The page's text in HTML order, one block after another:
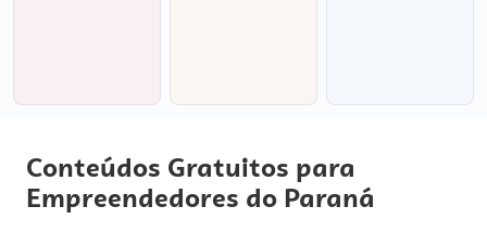
Conteúdos Gratuitos para
Empreendedores do Paraná